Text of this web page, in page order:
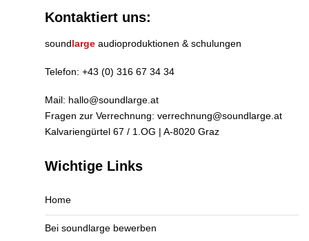
Kontaktiert uns:
soundlarge audioproduktionen & schulungen
Telefon: +43 (0) 316 67 34 34
Mail: hallo@soundlarge.at
Fragen zur Verrechnung: verrechnung@soundlarge.at
Kalvariengürtel 67 / 1.OG | A-8020 Graz
Wichtige Links
Home
Bei soundlarge bewerben